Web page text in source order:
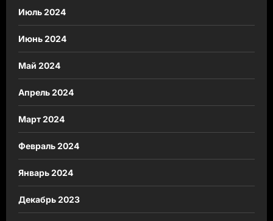
Июль 2024
Июнь 2024
Май 2024
Апрель 2024
Март 2024
Февраль 2024
Январь 2024
Декабрь 2023